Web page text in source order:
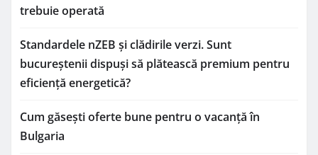
trebuie operată
Standardele nZEB și clădirile verzi. Sunt
bucureștenii dispuși să plătească premium pentru
eficiență energetică?
Cum găsești oferte bune pentru o vacanță în
Bulgaria